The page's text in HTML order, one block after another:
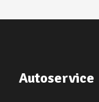
Autoservice